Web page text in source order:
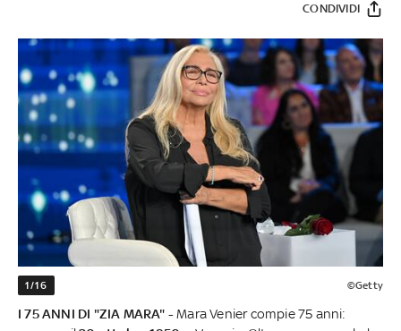
CONDIVIDI
1/16 ©Getty
I 75 ANNI DI "ZIA MARA" -Mara Venier compie 75 anni: